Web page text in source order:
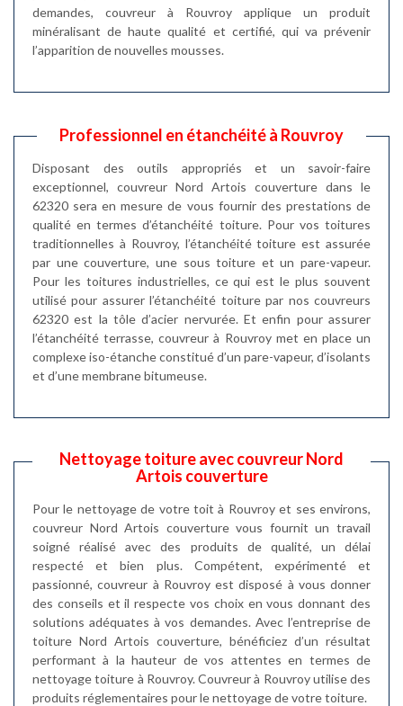
demandes, couvreur à Rouvroy applique un produit
minéralisant de haute qualité et certifié, qui va prévenir
l’apparition de nouvelles mousses.
Professionnel en étanchéité à Rouvroy
Disposant des outils appropriés et un savoir-faire
exceptionnel, couvreur Nord Artois couverture dans le
62320 sera en mesure de vous fournir des prestations de
qualité en termes d’étanchéité toiture. Pour vos toitures
traditionnelles à Rouvroy, l’étanchéité toiture est assurée
par une couverture, une sous toiture et un pare-vapeur.
Pour les toitures industrielles, ce qui est le plus souvent
utilisé pour assurer l’étanchéité toiture par nos couvreurs
62320 est la tôle d’acier nervurée. Et enfin pour assurer
l’étanchéité terrasse, couvreur à Rouvroy met en place un
complexe iso-étanche constitué d’un pare-vapeur, d’isolants
et d’une membrane bitumeuse.
Nettoyage toiture avec couvreur Nord
Artois couverture
Pour le nettoyage de votre toit à Rouvroy et ses environs,
couvreur Nord Artois couverture vous fournit un travail
soigné réalisé avec des produits de qualité, un délai
respecté et bien plus. Compétent, expérimenté et
passionné, couvreur à Rouvroy est disposé à vous donner
des conseils et il respecte vos choix en vous donnant des
solutions adéquates à vos demandes. Avec l’entreprise de
toiture Nord Artois couverture, bénéficiez d’un résultat
performant à la hauteur de vos attentes en termes de
nettoyage toiture à Rouvroy. Couvreur à Rouvroy utilise des
produits réglementaires pour le nettoyage de votre toiture.